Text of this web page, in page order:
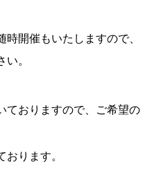
開催もいたしますので、
。
ておりますので、ご希望の
ります。